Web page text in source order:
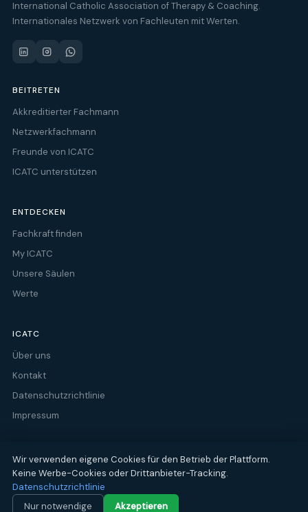
International Catholic Association of Therapy & Coaching.
Internationales Netzwerk von Fachleuten mit Werten.
BEITRETEN
Akkreditierter Fachmann
Netzwerkfachmann
Freunde von ICATC
ICATC unterstützen
ENTDECKEN
Fachkraft finden
My ICATC
Unsere Säulen
Werte
ICATC
Über uns
Kontakt
Datenschutzrichtlinie
Impressum
© 2026 ICATC · International Catholic Association of Therapy &
Coaching
info@icatc-world.com
Wir verwenden eigene Cookies für den Betrieb der Plattform.
Keine Werbe-Cookies oder Drittanbieter-Tracking.
Datenschutzrichtlinie
Nur notwendige
Akzeptieren